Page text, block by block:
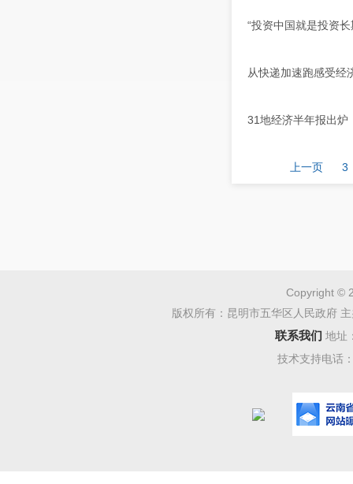
“投资中国就是投资
从快递加速跑感受
31地经济半年报出炉
上一页 3
Copyright ©
版权所有：昆明市五华区人民政府
联系我们 地址
技术支持电话